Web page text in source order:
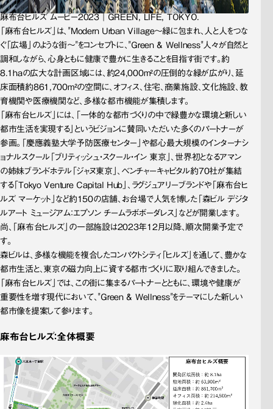
麻布台ヒルズ ムービー2023｜GREEN, LIFE, TOKYO.
「麻布台ヒルズ」は、"Modern Urban Village～緑に包まれ、人と人をつな
ぐ「広場」のような街～"をコンセプトに、"Green & Wellness"人々が自然と
調和しながら、心身ともに健康で豊かに生きることを目指す街です。約
8.1haの広大な計画区域には、約24,000m²の圧倒的な緑が広がり、延
床面積約861,700m²の空間に、オフィス、住宅、商業施設、文化施設、教
育機関や医療機関など、多様な都市機能が集積します。
「麻布台ヒルズ」には、「一体的な都市づくりの中で緑豊かな環境と新しい
都市生活を実現する」というビジョンに賛同いただいた多くのパートナーが
参画。「慶應義塾大学予防医療センター」や都心最大規模のインターナシ
ョナルスクール「ブリティッシュ・スクール・イン 東京」、世界初となるアマン
の姉妹ブランドホテル「ジャヌ東京」、ベンチャーキャピタル約70社が集結
する「Tokyo Venture Capital Hub」、ラグジュアリーブランドや「麻布台ヒ
ルズ マーケット」など約150の店舗、お台場で人気を博した「森ビル デジタ
ルアート ミュージアム：エプソン チームラボボーダレス」などが開業します。
尚、「麻布台ヒルズ」の一部施設は2023年12月以降、順次開業予定で
す。
森ビルは、多様な機能を複合したコンパクトシティ「ヒルズ」を通して、豊かな
都市生活と、東京の磁力向上に資する都市づくりに取り組んできました。
「麻布台ヒルズ」では、この街に集まるパートナーとともに、環境や健康が
重要性を増す現代において、"Green & Wellness"をテーマにした新しい
都市像を提案して参ります。
麻布台ヒルズ：全体概要